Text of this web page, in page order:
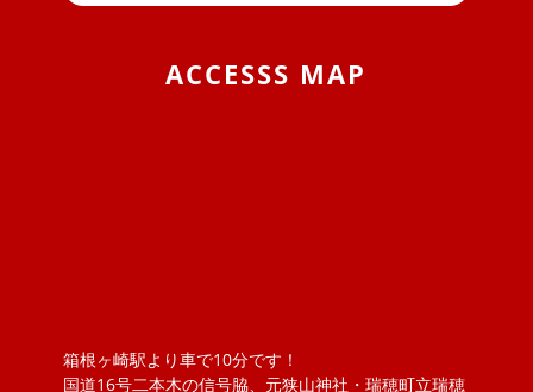
息子の大好きな箱スカGT-Rと最近うちの息子の車好きが
2018/11/20 NEWS
ACCESSS MAP
箱根ヶ崎駅より車で10分です！
国道16号二本木の信号脇、元狭山神社・瑞穂町立瑞穂